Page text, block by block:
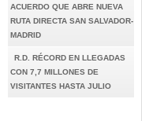
ACUERDO QUE ABRE NUEVA
RUTA DIRECTA SAN SALVADOR-
MADRID
R.D. RÉCORD EN LLEGADAS
CON 7,7 MILLONES DE
VISITANTES HASTA JULIO